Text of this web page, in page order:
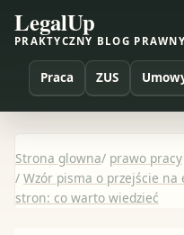
LegalUp
PRAKTYCZNY BLOG PRAWNY
Praca ZUS
Strona glowna/ prawo pracy
/ Wzór pisma o przejście
stron: co warto wiedzieć